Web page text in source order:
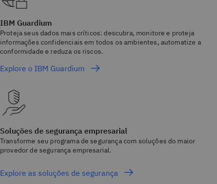
IBM Guardium
Proteja seus dados mais críticos: descubra, monitore e proteja
informações confidenciais em todos os ambientes, automatize a
conformidade e reduza os riscos.
Explore o IBM Guardium
Soluções de segurança empresarial
Transforme seu programa de segurança com soluções do maior
provedor de segurança empresarial.
Explore as soluções de segurança